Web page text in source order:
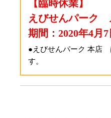
【臨時休業】
えびせんパーク
期間：2020年4
●えびせんパーク 本店
す。